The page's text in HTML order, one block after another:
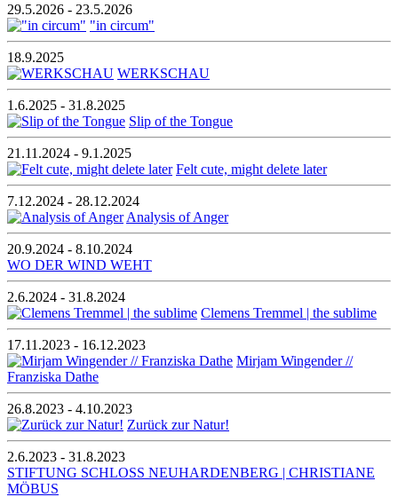
29.5.2026 - 23.5.2026
"in circum"
18.9.2025
WERKSCHAU
1.6.2025 - 31.8.2025
Slip of the Tongue
21.11.2024 - 9.1.2025
Felt cute, might delete later
7.12.2024 - 28.12.2024
Analysis of Anger
20.9.2024 - 8.10.2024
WO DER WIND WEHT
2.6.2024 - 31.8.2024
Clemens Tremmel | the sublime
17.11.2023 - 16.12.2023
Mirjam Wingender //
Franziska Dathe
26.8.2023 - 4.10.2023
Zurück zur Natur!
2.6.2023 - 31.8.2023
STIFTUNG SCHLOSS NEUHARDENBERG | CHRISTIANE
MÖBUS